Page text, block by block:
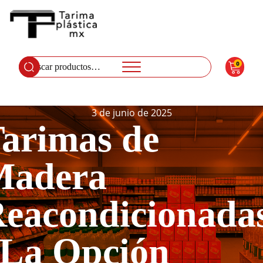
Buscar
por:
0
3 de junio de 2025
de
Opción